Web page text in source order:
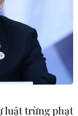
rõ: "Việc tự do di
ngày 31/10 khi
luật trừng phạt